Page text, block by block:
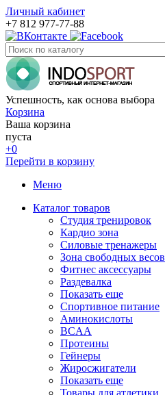
Личный кабинет
+7 812 977-77-88
Успешность, как основа выбора
Корзина
Ваша корзина
пуста
+0
Перейти в корзину
Меню
Каталог товаров
Студия тренировок
Кардио зона
Силовые тренажеры
Зона свободных весов
Фитнес аксессуары
Раздевалка
Показать еще
Спортивное питание
Аминокислоты
BCAA
Протеины
Гейнеры
Жиросжигатели
Показать еще
Товары для атлетики